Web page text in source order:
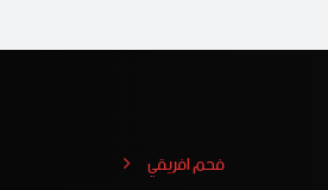
فحم افريقي